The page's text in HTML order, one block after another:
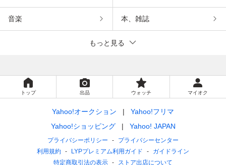
音楽 本、雑誌
もっと見る
トップ 出品 ウォッチ マイオク
Yahoo!オークション
Yahoo!フリマ
Yahoo!ショッピング
Yahoo! JAPAN
プライバシーポリシー
プライバシーセンター
利用規約
LYPプレミアム利用ガイド
ガイドライン
特定商取引法の表示
ストア出店について